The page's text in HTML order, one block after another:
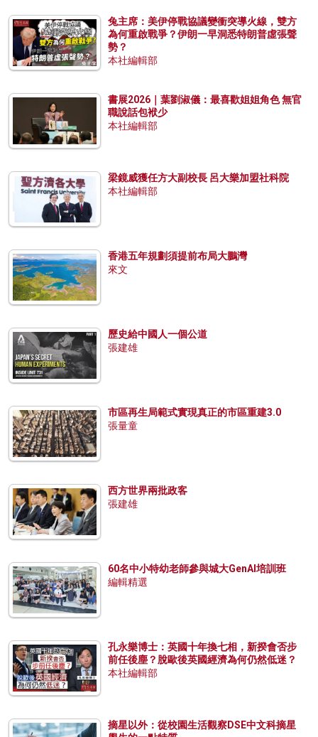
兔主席：美伊停戰協議變衝突導火線，雙方
為何重啟戰爭？伊朗一早洞悉特朗普虛張聲
勢？
本社編輯部
書展2026｜葉劉淑儀：最喜歡姐姐角色 無官
職說話包袱少
本社編輯部
梁鏡威獲任方大副校長 呂大樂加盟社科院
本社編輯部
香港五年規劃須提前布局大鵬灣
來文
歷史給中國人一個公道
張建雄
市區再生局範式實現真正的市區重建3.0
張量童
西方世界兩批政客
張建雄
60名中小特幼老師參與城大GenAI培訓班
編輯精選
孔永樂博士：英國十年換七相，新揆會否步
前任後塵？脫歐後英國經濟為何仍然低迷？
本社編輯部
摘星以外：從校園生活觀察DSE中文科摘星